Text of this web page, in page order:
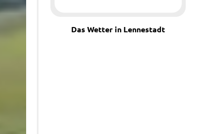
Das Wetter in Lennestadt